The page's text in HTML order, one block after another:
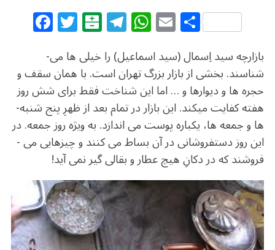
F
a
c
e
b
o
o
k
T
w
itt
e
r
B
al
at
ar
in
T
el
e
g
ra
m
W
h
at
s
A
p
p
E
m
ai
l
S
h
ar
e
بازارچه­ سید اِسمال (سید اسماعیل) را خیلی­ ها می­
شناسند. بخشی از بازار بزرگ تهران است. با همان سقف و
حجره­ ها و دیوارها و … اما این شناخت فقط برای شش روز
هفته کفایت می­کند. این بازار در تمام بعد از ظهرِ پنج شنبه­
ها و جمعه­ ها، یکباره پوست می­ اندازد. به ویژه روز جمعه. در
این روز دستفروشانی در آن بساط می­ کنند و چیزهایی می ­
فروشند که در دکانِ هیچ عطار و بقالی گیر نمی ­آید!